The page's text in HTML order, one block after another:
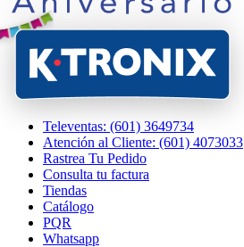
Televentas: (601) 3649734
Atención al Cliente: (601) 4073033
Rastrea Tu Pedido
Consulta tu factura
Tiendas
Catálogo
PQR
Whatsapp